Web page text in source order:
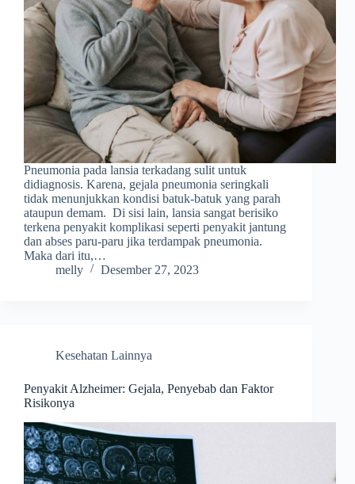
Pneumonia pada lansia terkadang sulit untuk
didiagnosis. Karena, gejala pneumonia seringkali
tidak menunjukkan kondisi batuk-batuk yang parah
ataupun demam. Di sisi lain, lansia sangat berisiko
terkena penyakit komplikasi seperti penyakit jantung
dan abses paru-paru jika terdampak pneumonia.
Maka dari itu,…
melly
Desember 27, 2023
Kesehatan Lainnya
Penyakit Alzheimer: Gejala, Penyebab dan Faktor
Risikonya